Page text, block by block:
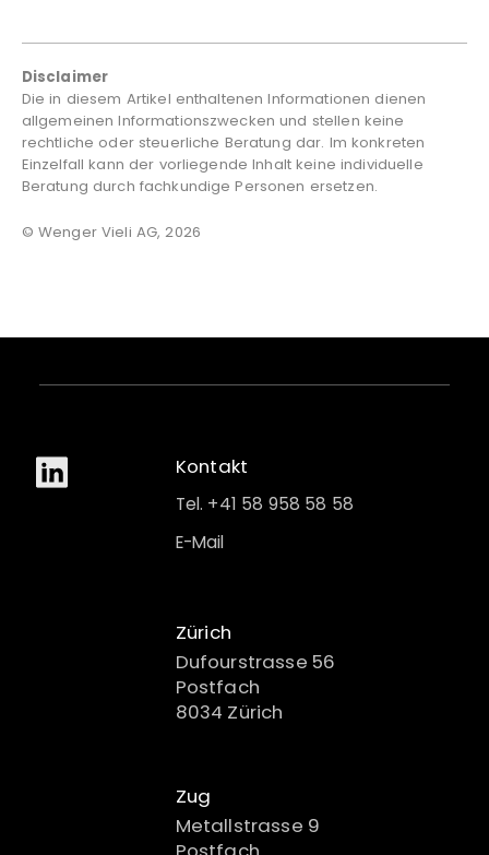
Disclaimer
Die in diesem Artikel enthaltenen Informationen dienen
allgemeinen Informationszwecken und stellen keine
rechtliche oder steuerliche Beratung dar. Im konkreten
Einzelfall kann der vorliegende Inhalt keine individuelle
Beratung durch fachkundige Personen ersetzen.
© Wenger Vieli AG, 2026
Kontakt
Tel. +41 58 958 58 58
E-Mail
Zürich
Dufourstrasse 56
Postfach
8034 Zürich
Zug
Metallstrasse 9